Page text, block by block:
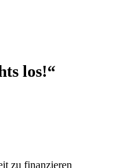
los!“
zu finanzieren